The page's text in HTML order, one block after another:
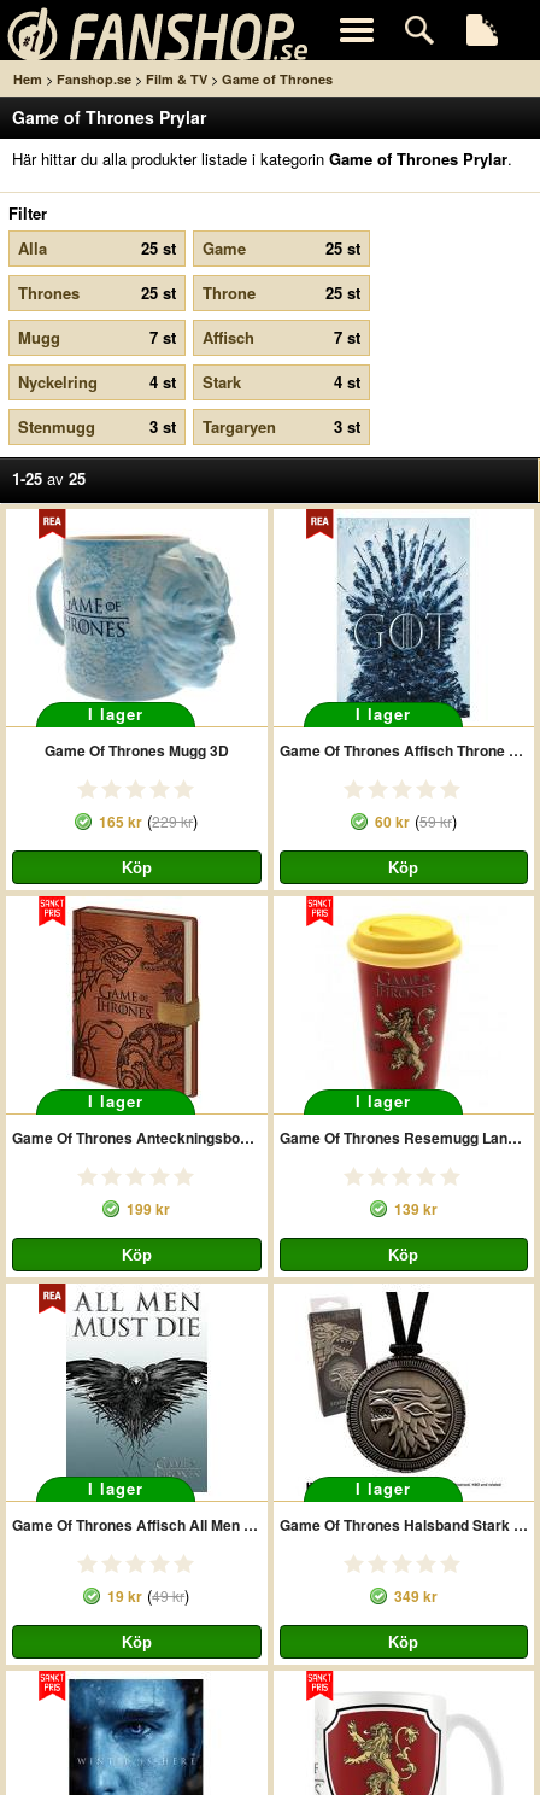
Hem > Fanshop.se > Film & TV > Game of Thrones
Game of Thrones Prylar
Här hittar du alla produkter listade i kategorin Game of Thrones Prylar.
Filter
Alla
25 st Game
25 st
Thrones
25 st Throne
25 st
Mugg
7 st Affisch
7 st
Nyckelring
4 st Stark
4 st
Stenmugg
3 st Targaryen 3 st
1-25 av 25
I lager
Game Of Thrones Mugg 3D
165 kr (229 kr)
I lager
Game Of Thrones Affisch Throne Of The Dead 198
60 kr(59 kr)
I lager
Game Of Thrones Anteckningsbok Premium
199 kr
I lager
Game Of Thrones Resemugg Lannister
139 kr
I lager
Game Of Thrones Affisch All Men Must Die A248
19 kr (49 kr)
I lager
Game Of Thrones Halsband Stark Shield
349 kr